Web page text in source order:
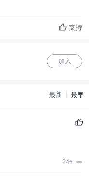
支持
加入
最新 最早
24#